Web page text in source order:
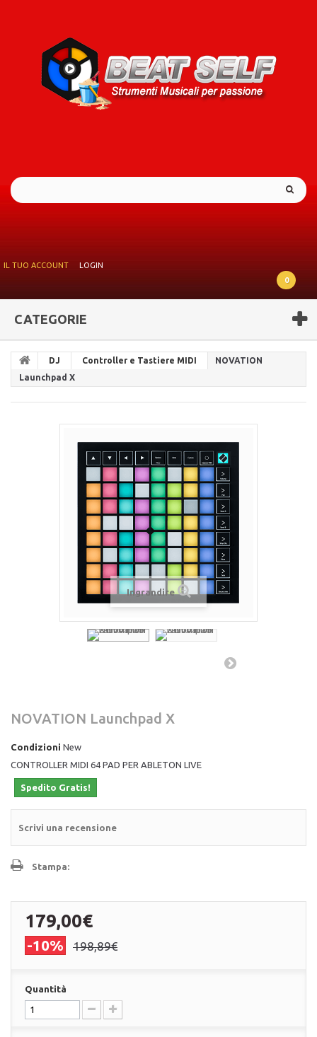
IL TUO ACCOUNT
LOGIN
0
CATEGORIE
DJ Controller e Tastiere MIDI
NOVATION
Launchpad X
Ingrandire
NOVATION Launchpad X
Condizioni New
CONTROLLER MIDI 64 PAD PER ABLETON LIVE
Spedito Gratis!
Scrivi una recensione
Stampa:
179,00€
-10% 198,89€
Quantità